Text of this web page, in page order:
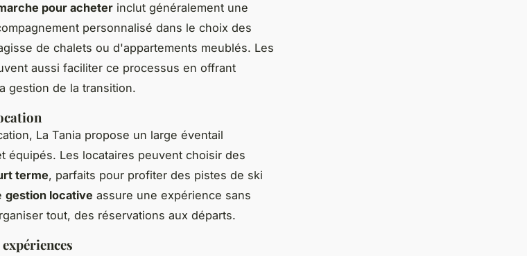
pour acheter inclut généralement une
personnalisé dans le choix des
de chalets ou d'appartements meublés. Les
aussi faciliter ce processus en offrant
gestion de la transition.
La Tania propose un large éventail
équipés. Les locataires peuvent choisir des
terme, parfaits pour profiter des pistes de ski
gestion locative assure une expérience sans
tout, des réservations aux départs.